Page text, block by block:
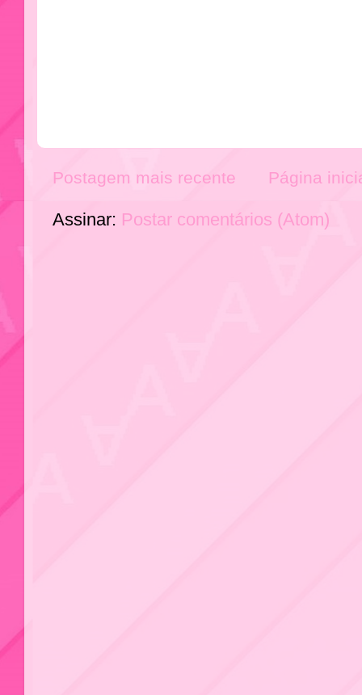
Postagem mais recente Página
Assinar: Postar comentários (Atom)